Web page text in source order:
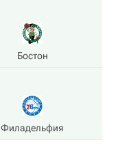
Бостон
Филадельфия